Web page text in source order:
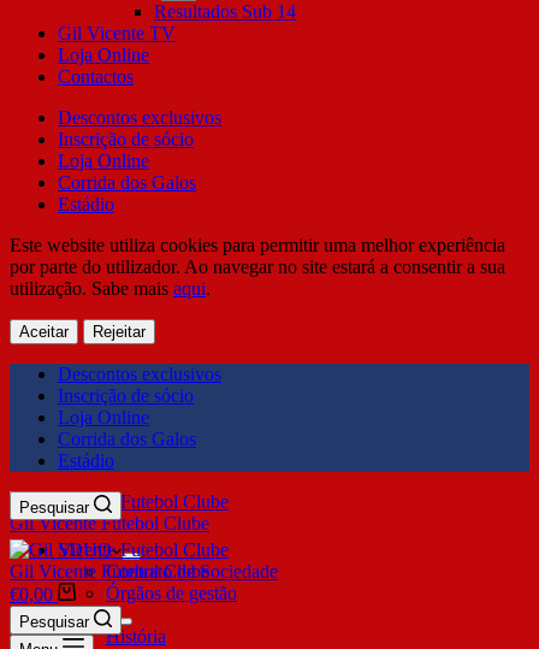
Resultados Sub 14
Gil Vicente TV
Loja Online
Contactos
Descontos exclusivos
Inscrição de sócio
Loja Online
Corrida dos Galos
Estádio
Este website utiliza cookies para permitir uma melhor experiência
por parte do utilizador. Ao navegar no site estará a consentir a sua
utilização. Sabe mais aqui.
Aceitar Rejeitar
Descontos exclusivos
Inscrição de sócio
Loja Online
Corrida dos Galos
Estádio
Gil Vicente Futebol Clube
Pesquisar
SDUQ
Contrato de Sociedade
Órgãos de gestão
Clube
História
Gil Vicente Futebol Clube
€0,00
Pesquisar